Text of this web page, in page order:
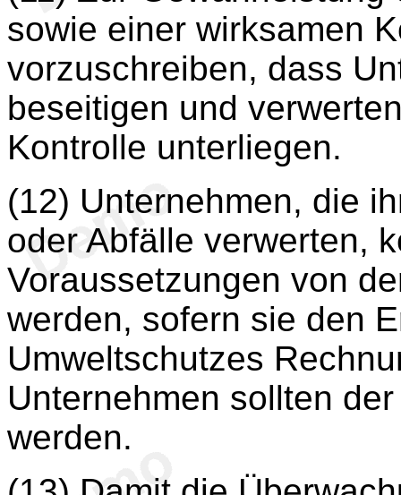
sowie einer wirksamen
vorzuschreiben, dass
beseitigen und
Kontrolle unterliegen.
(12) Unternehmen, die
oder Abfälle verwerten,
Voraussetzungen von
werden, sofern sie den
Umweltschutzes
Unternehmen sollten
werden.